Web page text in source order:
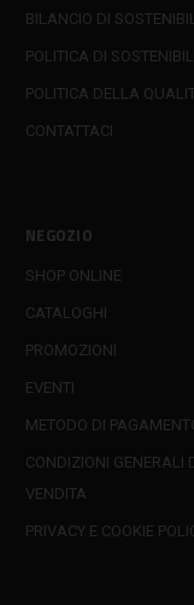
BILANCIO DI
POLITICA DI
POLITICA DELLA
CONTATTACI
NEGOZIO
SHOP ONLINE
CATALOGHI
PROMOZIONI
EVENTI
METODO DI
CONDIZIONI GENERALI
VENDITA
PRIVACY E COOKIE